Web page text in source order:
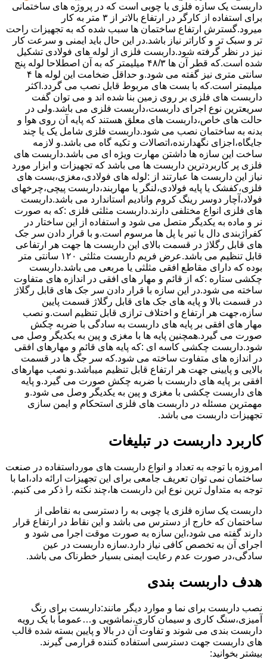
داربست یک سازه فلزی یا چوبی است که در پروژه های ساختمانی
برای استفاده از کارگر در ارتفاع بالاتر از ۳ متر به کار
میرود.گسترش ارتفاع ساختمان ها سبب شده که به تجهیزات راحت
تر و سبک تر و کاراتر نیاز باشد.در این حال باید ایمنی و سرعت کار
نیز در نظر گرفته شود.داربست فلزی از لوله های فولادی تشکیل
شده است.که قطر آن ها ۴۸/۳ میلیمتر که به آن اصطلاحا لوله پنج
سانتی متری نیز گفته می شود.و حداقل ضخامت این لوله ها ۴
میلیمتر است.که با بست های مربوط قابل نصب می گردد.اکثر
داربست های فلزی بر روی زمین بنا شده اند و می توان گفت
سریعترین نوع اجرای داربست،داربست فلزی می باشد.ولی در
حالت های خاص،داربست های معلق هستند که پایه آن روی هوا و
بدنه به ساختمان نصب می شود.داربست فلزی شامل یک یا چند
جایگاه،اجزای نگهدارنده،اتصالات و تکیه گاه می باشد.و لازمه
ساخت این سازه ها داشتن مهارت ویژه ای می باشد.داربست های
فلزی پر کاربردترین داربست ها می باشد که تجهیزات و ابزار مورد
نیاز این داربست ها عبارتند از :لوله های فولادی،مغزی،بست های
فلزی،کفشک یا پایه فولادی،لنگر یا مهاربند،داربست پیچی،چرخهای
فولاد،آچار دوسر رینگ کروم وانادیم استاندارد می باشد.داربست
های فلزی انواع مختلفی دارند.داربست مثلثی فلزی :که به صورت
نر و ماده به یکدیگر متصل می شود و استفاده از این ساختار در
کفراژبندی دال یا تیر یا پل ها مرسوم است.و با قرار دادن سر جک
های قابل رگلاژ در قسمت بالای این داربست ها جهت هر ارتفاعی
قابل تنظیم می باشد.عرض فریم داربست مثلثی ۱۲۰ سانتی متر
بوده که دارای مقاطع افقی مثلثی یا مربعی می باشد.داربست
چکشی ستاره :که از قائم و مهار های افقی در اندازه های متفاوت
ساخته می شود.در این سازه با قرار دادن سر جک های قابل رگلاژ
در قسمت بالا و پایه های جک های قابل رگلاژ قسمت پایین
سازه،جهت هر ارتفاع و اختلاف ترازی قابل تنظیم است.و نصب
مهار های افقی بر پایه های داربست به سادگی با ضربه چکش
صورت می گیرد.همچنین پایه ها با مغزی و پین به یکدیگر وصل می
شود.داربست چکشی کاسه ای :که پایه های قائم و مهارهای افقی
در اندازه های متفاوت ساخته می شود.که سر جگ ها در قسمت
بالایی و پایینی جهت هر ارتفاع قابل تنظیم میباشد.و نصب مهارهای
افقی بر پایه های داربست با ضربه چکش صورت می گیرد.و پایه
های داربست چکشی با مغزی و پین به یکدیگر وصل می شود.و
مهمترین مسئله در داربست های فلزی استحکام و ایمن سازی
تجهیزات داربست می باشد.
کاربرد داربست در تبلیغات
امروزه با توجه به تعداد و انواع داربست های مورداستفاده در صنعت
ساختمان نمی توان تعریف جامعی برای این تجهیزات ارائه داد،اما با
توجه به متداول ترین نوع این داربست ها،چند نکته را ذکر می کنیم.
داربست یک سازه فلزی یا چوبی به را دسترسی به نقاطی از
ساختمان که خارج از دسترس می باشد و این نقاط در ارتفاع قرار
دارند گفته می شود،این سازه به صورت موقت اجرا می شود و
اجرای آن به تخصص کافی نیاز دارد.سازه داربست در عین
سادگی،در صورت عدم رعایت ایمنی بسیار خطرناک می باشد.
هدف داربست بندی
نصب داربست برای نما و موارد دیگر مانند:داربست برای رنگ
آمیزی،سنگ کاری و سیمان کاری،نماشویی و…عموماً با یک رویه
داربست بندی می شوند و تفاوت آن در بالا و پایین بسته شده قالب
های داربست جهت دسترسی استفاده کننده قرارمی گیرند.
بیشتر بخوانید: